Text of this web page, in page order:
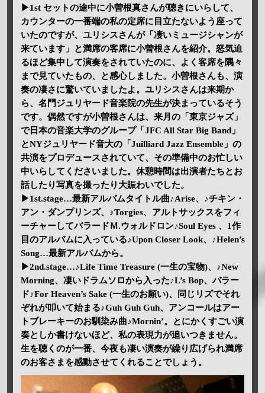
▶1st セットの途中に小曽根真さんが聴きにいらして、
カウンターの一番端の私の定席に目立たないよう座って
いたのですが、ユリシスさんが「凄いミュージシャンが
来ています」と満席の客席に小曽根さんを紹介。怒気迫
るほど集中して演奏をされていたのに、よく客席を隅々
まで見ていたもの、と感心しました。小曽根さんも、演
奏の凄さに驚いていましたよ。ユリシスさんは来期か
ら、名門ジュリヤード音楽院の先生が決まっているそう
です。偶然ですが小曽根さんは、来月の「東京ジャズ」
で日本の音楽大学のグループ「JFC All Star Big Band」
とNYジュリヤード音大の「Juilliard Jazz Ensemble」の
共演をプロデュースされていて、その準備中のお忙しい
中いらしてくださいました。休憩時間は出演者たちとお
話したり写真を撮ったり大賑わいでした。
▶1st.stage…最新アルバムタイトル曲♪Arise、♪チキン・
アン・ダンプリンズ、♪Torgies、アルトサックスをフィ
ーチャーしてバラードＭ.ウォルドロン♪Soul Eyes 、1作
目のアルバムに入っている♪Upon Closer Look、♪Helen’s
Song…最新アルバムから。
▶2nd.stage…♪Life Time Treasure (一生の宝物)、♪New
Morning、凄いドラムソロから入った♪L’s Bop、バラー
ド♪For Heaven’s Sake (一生のお願い)、同じリズでそれ
ぞれが叩いて始まる♪Guh Guh Guh、アンコールはアー
トブレーキーのお馴染み曲♪Mornin’。とにかくすごい演
奏としか書けないほど、私の表現力が追いつきません。
生を聴くのが一番、今夜も凄い演奏が繰り広げられ満席
のお客さまを感動させてくれることでしょう。